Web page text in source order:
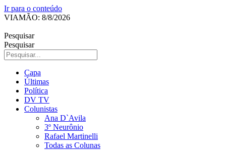
Ir para o conteúdo
VIAMÃO: 8/8/2026
Pesquisar
Pesquisar
Capa
Últimas
Política
DV TV
Colunistas
Ana D`Avila
3º Neurônio
Rafael Martinelli
Todas as Colunas